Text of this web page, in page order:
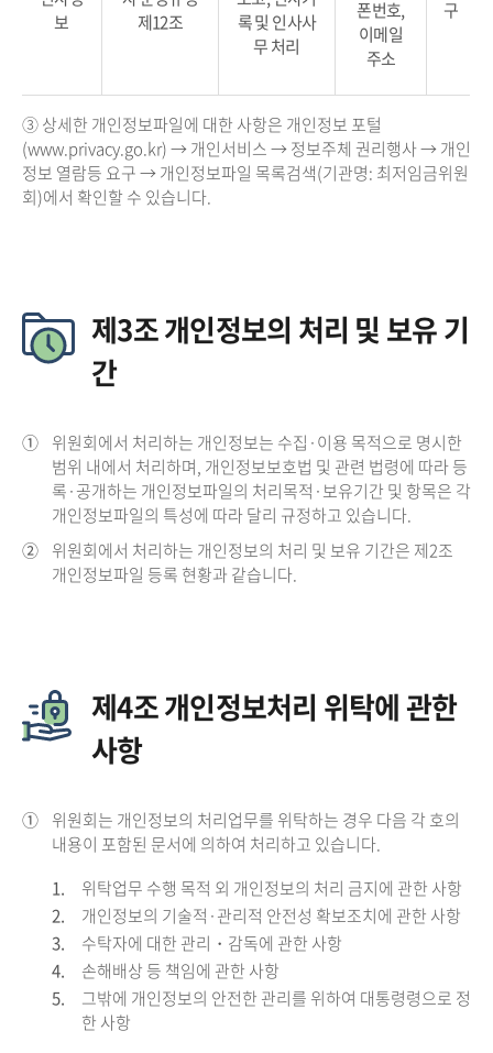
보
제12조
록 및 인사사
무 처리
폰번호,
이메일
주소
구
③ 상세한 개인정보파일에 대한 사항은 개인정보 포털
(www.privacy.go.kr) → 개인서비스 → 정보주체 권리행사 → 개인
정보 열람등 요구 → 개인정보파일 목록검색(기관명: 최저임금위원
회)에서 확인할 수 있습니다.
제3조 개인정보의 처리 및 보유 기
간
① 위원회에서 처리하는 개인정보는 수집·이용 목적으로 명시한
범위 내에서 처리하며, 개인정보보호법 및 관련 법령에 따라 등
록·공개하는 개인정보파일의 처리목적·보유기간 및 항목은 각
개인정보파일의 특성에 따라 달리 규정하고 있습니다.
② 위원회에서 처리하는 개인정보의 처리 및 보유 기간은 제2조
개인정보파일 등록 현황과 같습니다.
제4조 개인정보처리 위탁에 관한
사항
① 위원회는 개인정보의 처리업무를 위탁하는 경우 다음 각 호의
내용이 포함된 문서에 의하여 처리하고 있습니다.
1.
위탁업무 수행 목적 외 개인정보의 처리 금지에 관한 사항
2.
개인정보의 기술적·관리적 안전성 확보조치에 관한 사항
3.
수탁자에 대한 관리・감독에 관한 사항
4.
손해배상 등 책임에 관한 사항
5.
그밖에 개인정보의 안전한 관리를 위하여 대통령령으로 정
한 사항